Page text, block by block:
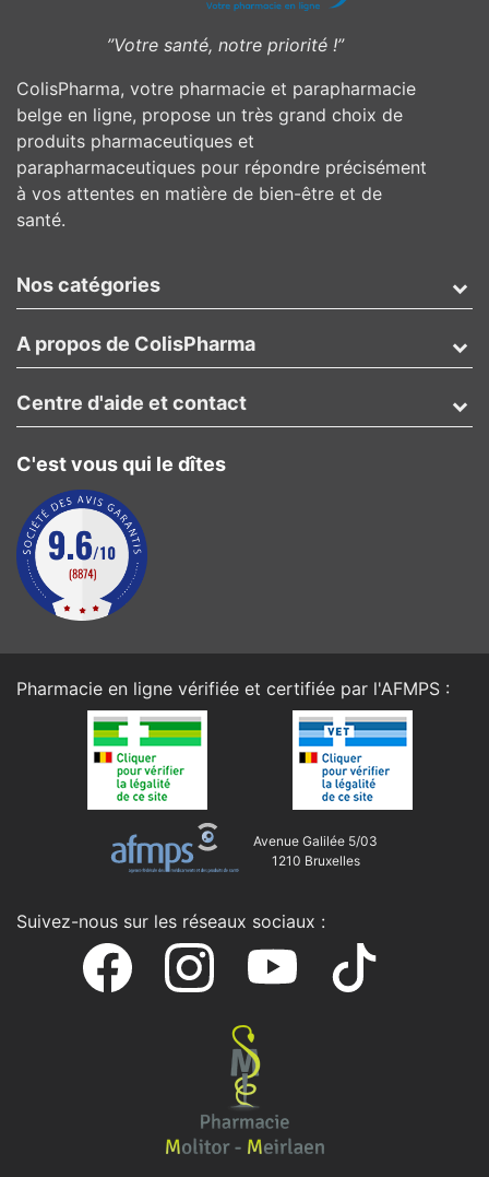
”Votre santé, notre priorité !”
ColisPharma, votre pharmacie et parapharmacie
belge en ligne, propose un très grand choix de
produits pharmaceutiques et
parapharmaceutiques pour répondre précisément
à vos attentes en matière de bien-être et de
santé.
Nos catégories
A propos de ColisPharma
C'est vous qui le dîtes
Centre d'aide et contact
Pharmacie en ligne vérifiée et certifiée par l'AFMPS :
Avenue Galilée 5/03
1210 Bruxelles
Suivez-nous sur les réseaux sociaux :